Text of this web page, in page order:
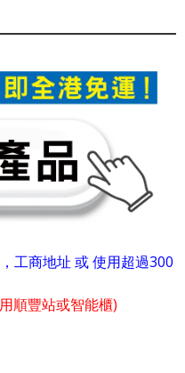
工商地址 或 使用超過300
順豐站或智能櫃)